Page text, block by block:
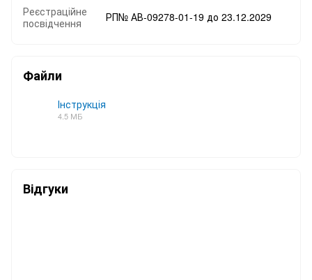
Реєстраційне
посвідчення
РП№ АВ-09278-01-19 до 23.12.2029
Файли
Інструкція
4.5 МБ
Відгуки